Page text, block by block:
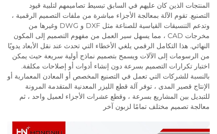
المنتجات الذين كان عليهم في السابق تبسيط تصاميمهم لتلبية قيود
التصنيع. تقوم الآلة بمعالجة الأجزاء مباشرة من ملفات التصميم الرقمية ،
وتدعم التنسيقات القياسية للصناعة مثل DXF و DWG وغيرها من
مخرجات CAD ، مما يسهل سير العمل من مفهوم التصميم إلى المكون
النهائي. هذا التكامل الرقمي يلغي الأخطاء التي تحدث عند نقل الأبعاد يدويًا
من الرسومات إلى الآلات ويسمح بتصميم نماذج أولية سريعة حيث يمكن
اختبار تكرارات التصميم بسرعة دون إنشاء أدوات أو إصلاحات مكلفة.
بالنسبة للشركات التي تعمل في التصنيع المخصص أو المعادن المعمارية أو
الإنتاج قصير المدى ، توفر آلة قطع الليزر المعدنية المتقدمة المرونة
للتبديل بين المشاريع بسرعة ، وقطع عشرات الأجزاء لعميل واحد ، ثم
معالجة تصميم مختلف تمامًا لزبون آخر